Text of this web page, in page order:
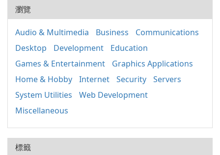
瀏覽
Audio & Multimedia Business
Communications
Desktop
Development
Education
Games & Entertainment
Graphics Applications
Home & Hobby
Internet Security
Servers
System Utilities
Web Development
Miscellaneous
標籤